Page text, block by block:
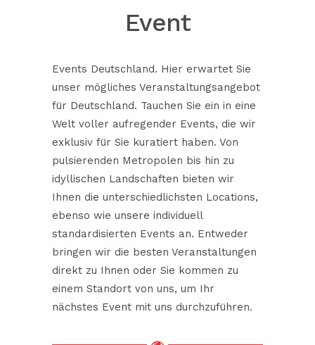
Event
Events Deutschland. Hier erwartet Sie
unser mögliches Veranstaltungsangebot
für Deutschland. Tauchen Sie ein in eine
Welt voller aufregender Events, die wir
exklusiv für Sie kuratiert haben. Von
pulsierenden Metropolen bis hin zu
idyllischen Landschaften bieten wir
Ihnen die unterschiedlichsten Locations,
ebenso wie unsere individuell
standardisierten Events an. Entweder
bringen wir die besten Veranstaltungen
direkt zu Ihnen oder Sie kommen zu
einem Standort von uns, um Ihr
nächstes Event mit uns durchzuführen.